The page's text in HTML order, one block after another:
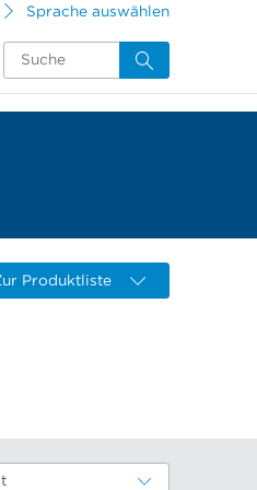
Sprache auswählen
Produktliste